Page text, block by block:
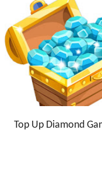
Top Up Diamond